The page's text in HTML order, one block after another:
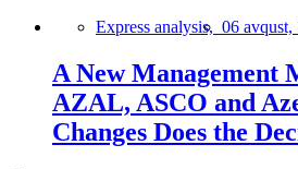
Express analysis, 06 avqust,
A New Management
AZAL, ASCO and
Changes Does the